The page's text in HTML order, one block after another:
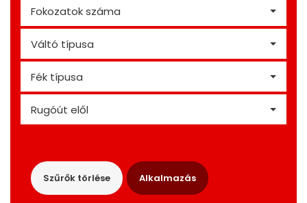
Fokozatok száma
Váltó típusa
Fék típusa
Rugóút elől
Szűrők törlése Alkalmazás